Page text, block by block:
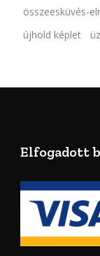
összeesküvés-
újhold képlet
Elfogadott